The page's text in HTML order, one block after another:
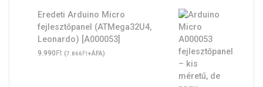
Eredeti Arduino Micro
fejlesztőpanel (ATMega32U4,
Leonardo) [A000053]
9.990Ft (7.866Ft+ÁFA)